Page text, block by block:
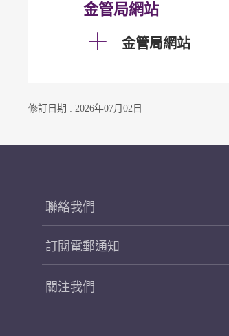
金管局網站
金管局網站
修訂日期 : 2026年07月02日
聯絡我們
訂閱電郵通知
關注我們